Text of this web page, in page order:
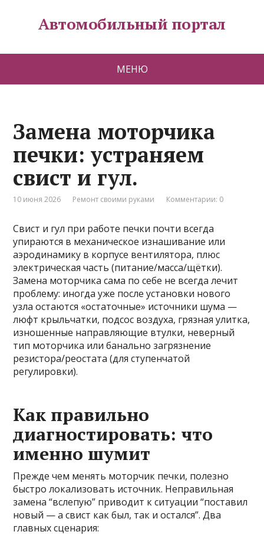
Автомобильный портал
МЕНЮ
Замена моторчика
печки: устраняем
свист и гул.
10 июня 2026 Ремонт своими руками Комментарии: 0
Свист и гул при работе печки почти всегда
упираются в механическое изнашивание или
аэродинамику в корпусе вентилятора, плюс
электрическая часть (питание/масса/щётки).
Замена моторчика сама по себе не всегда лечит
проблему: иногда уже после установки нового
узла остаются «остаточные» источники шума —
люфт крыльчатки, подсос воздуха, грязная улитка,
изношенные направляющие втулки, неверный
тип моторчика или банально загрязнение
резистора/реостата (для ступенчатой
регулировки).
Как правильно
диагностировать: что
именно шумит
Прежде чем менять моторчик печки, полезно
быстро локализовать источник. Неправильная
замена “вслепую” приводит к ситуации “поставил
новый — а свист как был, так и остался”. Два
главных сценария: